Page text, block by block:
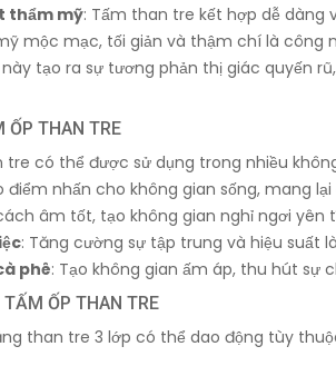
thẩm mỹ: Tấm than tre kết hợp dễ dàng
mộc mạc, tối giản và thậm chí là công
tạo ra sự tương phản thị giác quyến
ỐP THAN TRE
tre có thể được sử dụng trong nhiều
điểm nhấn cho không gian sống, mang
âm tốt, tạo không gian nghỉ ngơi yên
: Tăng cường sự tập trung và hiệu suất
phê: Tạo không gian ấm áp, thu hút sự
TẤM ỐP THAN TRE
than tre 3 lớp có thể dao động tùy